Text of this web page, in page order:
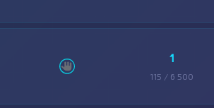
1
115 / 6 500